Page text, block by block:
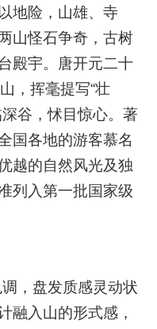
地险，山雄、寺
山怪石争奇，古树
殿宇。唐开元二十
，挥毫提写“壮
谷，怵目惊心。著
国各地的游客慕名
越的自然风光及独
列入第一批国家级
，盘发质感灵动状
融入山的形式感，